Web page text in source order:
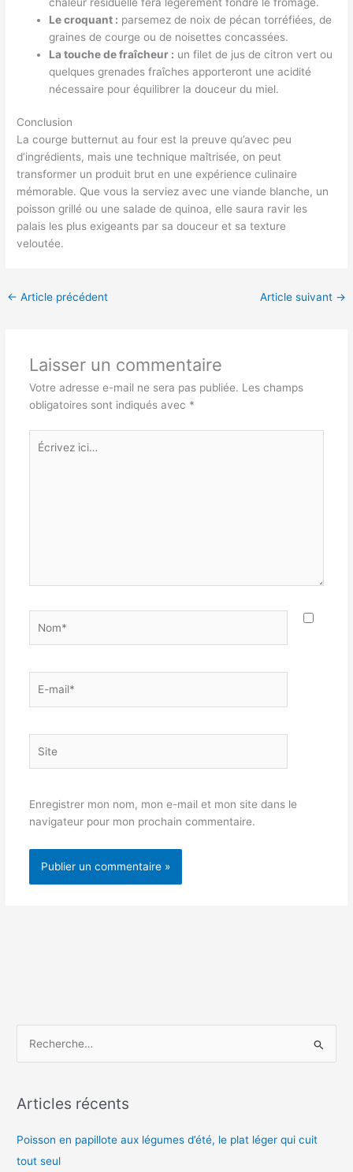
Le croquant : parsemez de noix de pécan torréfiées, de
graines de courge ou de noisettes concassées.
La touche de fraîcheur : un filet de jus de citron vert ou
quelques grenades fraîches apporteront une acidité
nécessaire pour équilibrer la douceur du miel.
Conclusion
La courge butternut au four est la preuve qu’avec peu
d’ingrédients, mais une technique maîtrisée, on peut
transformer un produit brut en une expérience culinaire
mémorable. Que vous la serviez avec une viande blanche, un
poisson grillé ou une salade de quinoa, elle saura ravir les
palais les plus exigeants par sa douceur et sa texture
veloutée.
← Article précédent Article suivant →
Laisser un commentaire
Votre adresse e-mail ne sera pas publiée. Les champs
obligatoires sont indiqués avec *
Écrivez
ici…
mail*
Enregistrer mon nom, mon e-mail et mon site dans le
navigateur pour mon prochain commentaire.
h
r
c
Articles récents
Poisson en papillote aux légumes d’été, le plat léger qui cuit
tout seul